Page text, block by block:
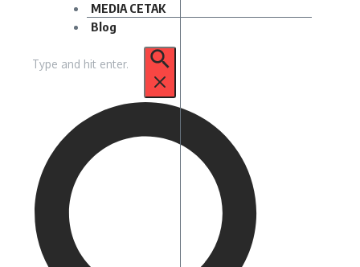
MEDIA CETAK
Blog
untuk: